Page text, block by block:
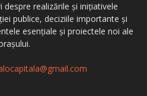
despre realizările și inițiativele
publice, deciziile importante și
esențiale și proiectele noi ale